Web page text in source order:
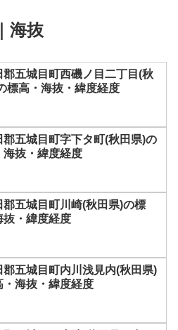
海抜
郡五城目町西磯ノ目二丁目(秋
標高・海抜・緯度経度
郡五城目町字下タ町(秋田県)の
海抜・緯度経度
郡五城目町川崎(秋田県)の標
抜・緯度経度
郡五城目町内川浅見内(秋田県)
・海抜・緯度経度